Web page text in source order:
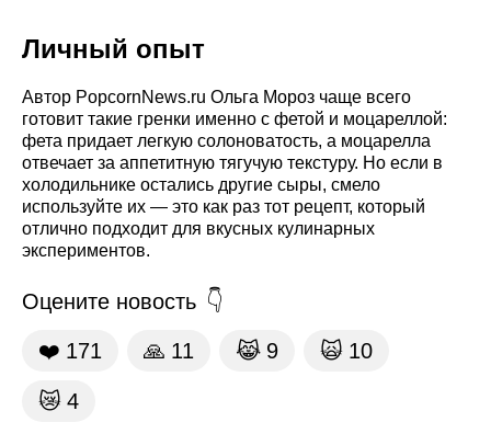
Личный опыт
Автор PopcornNews.ru Ольга Мороз чаще всего
готовит такие гренки именно с фетой и моцареллой:
фета придает легкую солоноватость, а моцарелла
отвечает за аппетитную тягучую текстуру. Но если в
холодильнике остались другие сыры, смело
используйте их — это как раз тот рецепт, который
отлично подходит для вкусных кулинарных
экспериментов.
Оцените новость
❤️ 171 🙏 11 😹 9 🙀 10
😿 4